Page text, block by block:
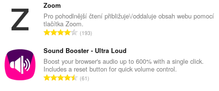
h
o
d
o
c
e
n
o
č
e
t
h
o
d
k
o
v
p
o
č
e
Zoom
Pro pohodlnější čtení přibližuje\/oddaluje obsah webu pomocí
tlačítka Zoom.
C
l
k
o
v
193
Sound Booster - Ultra Loud
Boost your browser's audio up to 600% with a single click.
Includes a reset button for quick volume control.
C61